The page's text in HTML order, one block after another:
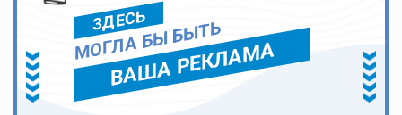
ЗДЕСЬ
МОГЛА БЫ БЫТЬ
ВАША РЕКЛАМА